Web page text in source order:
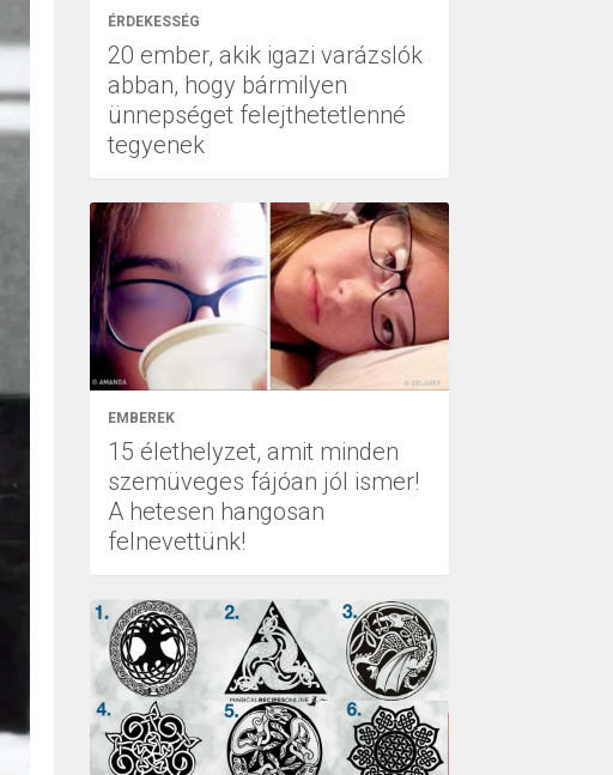
ÉRDEKESSÉG
20 ember, akik igazi varázslók
abban, hogy bármilyen
ünnepséget felejthetetlenné
tegyenek
EMBEREK
15 élethelyzet, amit minden
szemüveges fájóan jól ismer!
A hetesen hangosan
felnevettünk!